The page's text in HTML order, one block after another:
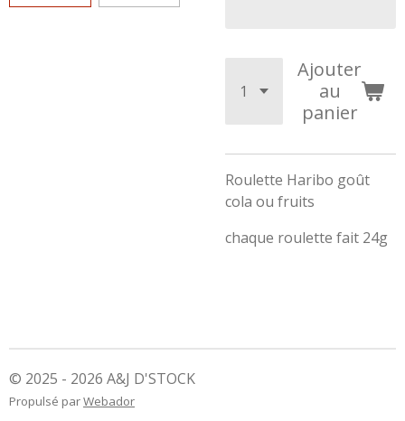
Ajouter
au
panier
Roulette Haribo goût
cola ou fruits
chaque roulette fait 24g
© 2025 - 2026 A&J D'STOCK
Propulsé parWebador